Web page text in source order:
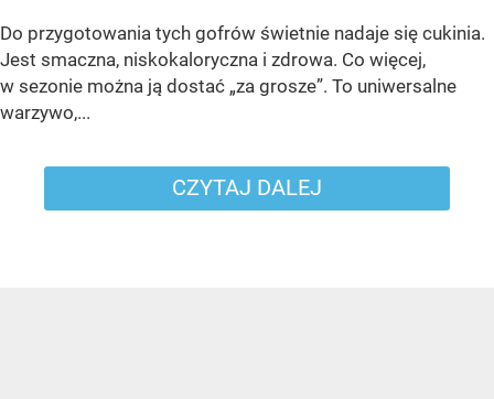
Do przygotowania tych gofrów świetnie nadaje się cukinia.
Jest smaczna, niskokaloryczna i zdrowa. Co więcej,
w sezonie można ją dostać „za grosze”. To uniwersalne
warzywo,...
CZYTAJ DALEJ